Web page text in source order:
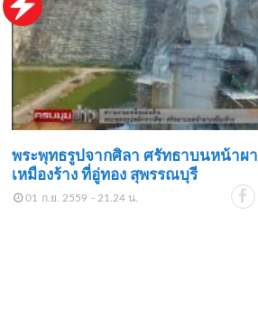
พระพุทธรูปจากศิลา ศรัทธาบนหน้าผา
เหมืองร้าง ที่อู่ทอง สุพรรณบุรี
01 ก.ย. 2559 - 21.24 น.